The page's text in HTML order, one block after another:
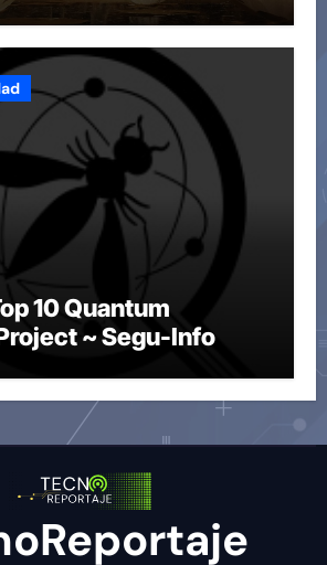
10 Quantum
~ Segu-Info